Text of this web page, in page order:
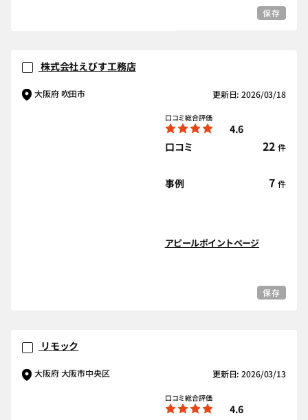
保存
株式会社えびす工務店
大阪府 吹田市 更新日: 2026/03/18
口コミ総合評価
4.6
口コミ
22 件
事例 7 件
アピールポイントページ
保存
リモック
大阪府 大阪市中央区 更新日: 2026/03/13
口コミ総合評価
4.6